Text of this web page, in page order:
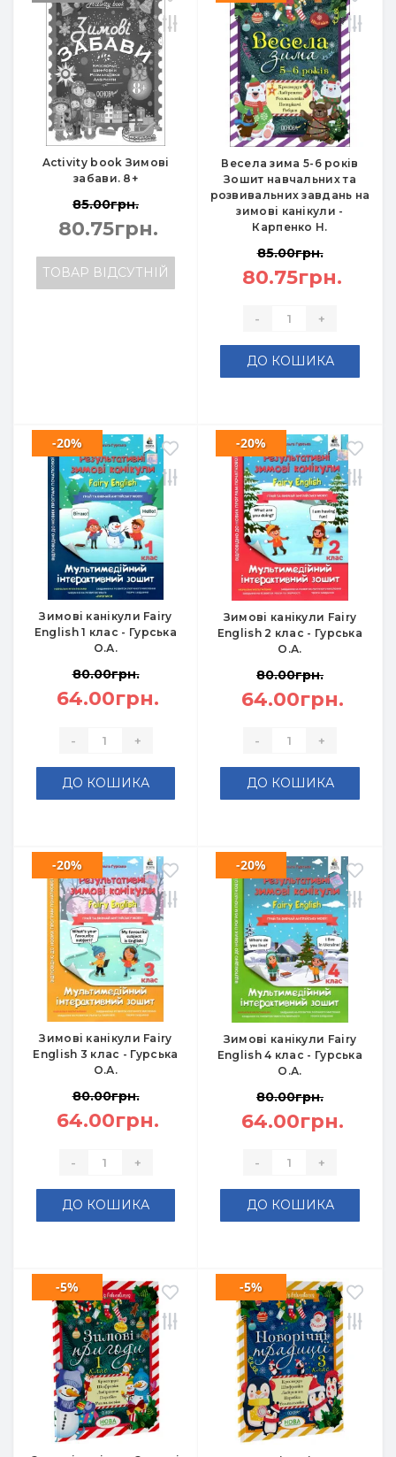
Activity book Зимові
забави. 8+
85.00грн.
80.75грн.
ТОВАР ВІДСУТНІЙ
Весела зима 5-6 років
Зошит навчальних та
розвивальних завдань на
зимові канікули -
Карпенко Н.
85.00грн.
80.75грн.
- +
ДО КОШИКА
Зимові канікули Fairy
English 1 клас - Гурська
О.А.
-20%
80.00грн.
64.00грн.
- +
ДО КОШИКА
Зимові канікули Fairy
English 2 клас - Гурська
О.А.
-20%
80.00грн.
64.00грн.
- +
ДО КОШИКА
Зимові канікули Fairy
English 3 клас - Гурська
О.А.
-20%
80.00грн.
64.00грн.
- +
ДО КОШИКА
Зимові канікули Fairy
English 4 клас - Гурська
О.А.
-20%
80.00грн.
64.00грн.
- +
ДО КОШИКА
-5% -5%